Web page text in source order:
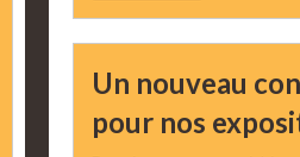
Un nouveau
pour nos